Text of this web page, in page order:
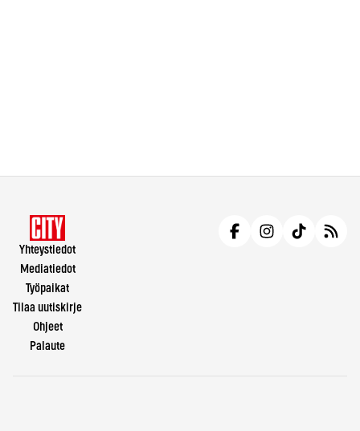
Yhteystiedot
Mediatiedot
Työpaikat
Tilaa uutiskirje
Ohjeet
Palaute